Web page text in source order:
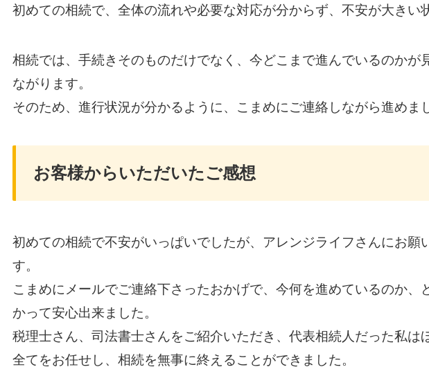
初めての相続で、全体の流れや必要な対応が分からず、不安が大きい
相続では、手続きそのものだけでなく、今どこまで進んでいるのかが
ながります。
そのため、進行状況が分かるように、こまめにご連絡しながら進めま
お客様からいただいたご感想
初めての相続で不安がいっぱいでしたが、アレンジライフさんにお願
す。
こまめにメールでご連絡下さったおかげで、今何を進めているのか、
かって安心出来ました。
税理士さん、司法書士さんをご紹介いただき、代表相続人だった私は
全てをお任せし、相続を無事に終えることができました。